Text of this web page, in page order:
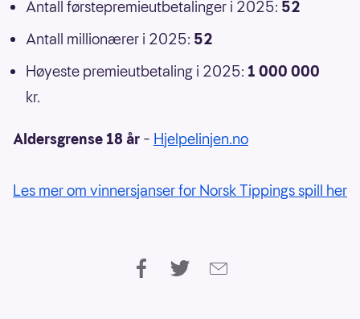
Antall førstepremieutbetalinger i 2025: 52
Antall millionærer i 2025: 52
Høyeste premieutbetaling i 2025: 1 000 000
kr.
Aldersgrense 18 år – Hjelpelinjen.no
Les mer om vinnersjanser for Norsk Tippings spill her